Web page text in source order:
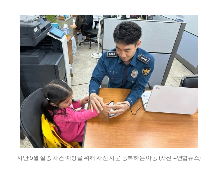
지난 5월 실종 사건 예방을 위해 사전 지문 등록하는 아동 (사진 =연합뉴스)